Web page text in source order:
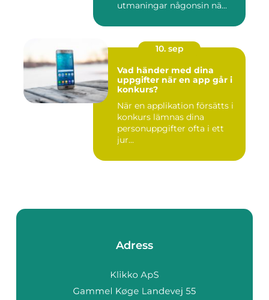
utmaningar någonsin nä...
10. sep
Vad händer med dina
uppgifter när en app går i
konkurs?
När en applikation försätts i
konkurs lämnas dina
personuppgifter ofta i ett
jur...
Adress